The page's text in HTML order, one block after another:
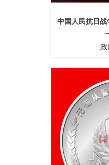
中国人民抗日
定做